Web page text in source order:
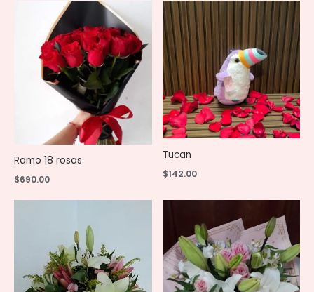
Ramo 18 rosas
$690.00
Tucan
$142.00